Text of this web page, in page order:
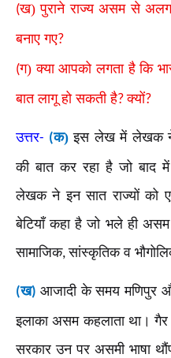
(ख) पुराने राज्य असम से अलग
बनाए गए?
(ग) क्या आपको लगता है कि
बात लागू हो सकती है?क्यों?
उत्तर- (क)इस लेख में लेखक ने
की बात कर रहा है जो बाद में
लेखक ने इन सात राज्यों को
बेटियाँ कहा है जो भले ही
सामाजिक,सांस्कृतिक व
(ख) आजादी के समय मणिपुर और
इलाका असम कहलाता था।
सरकार उन पर असमी भाषा